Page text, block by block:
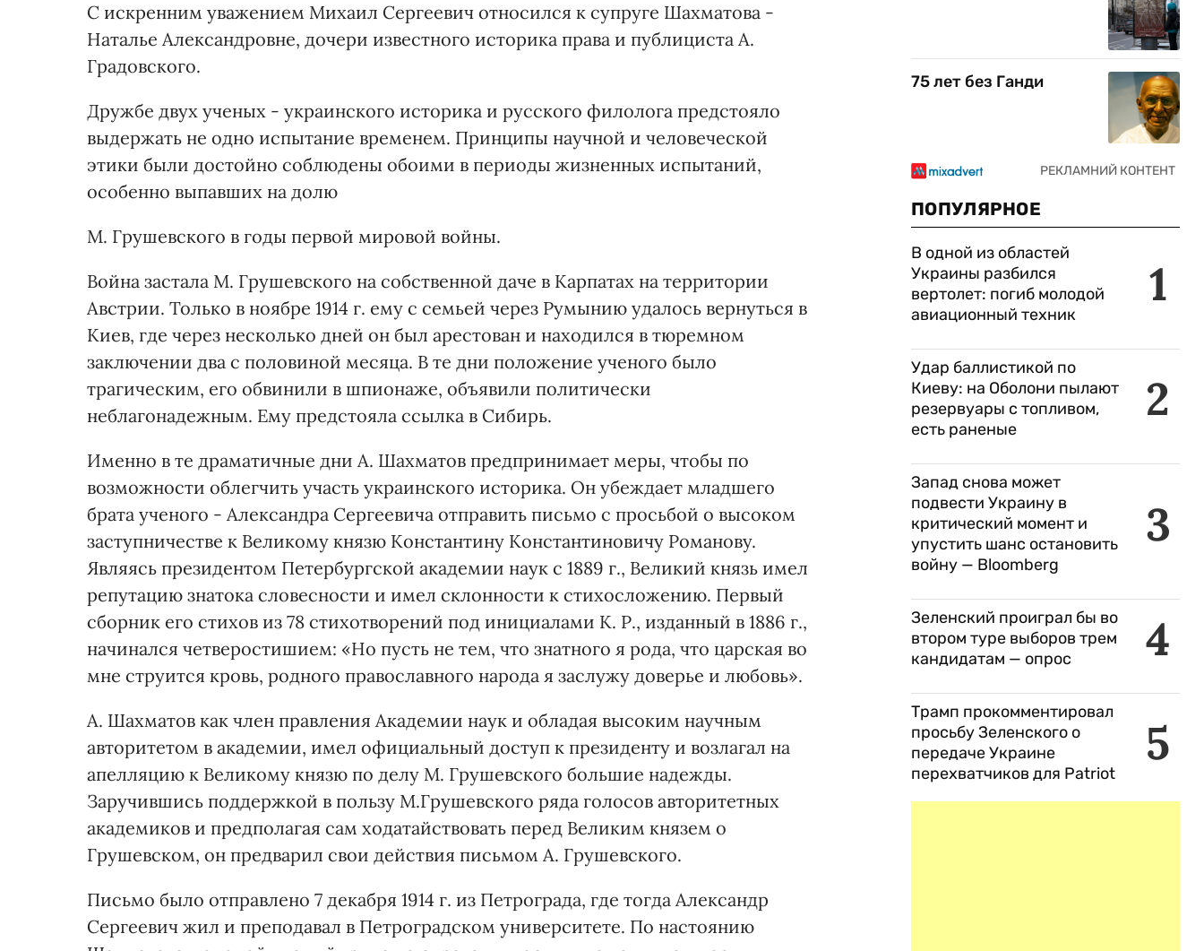
С искренним уважением Михаил Сергеевич относился к супруге Шахматова -
Наталье Александровне, дочери известного историка права и публициста А.
Градовского.
Дружбе двух ученых - украинского историка и русского филолога предстояло
выдержать не одно испытание временем. Принципы научной и человеческой
этики были достойно соблюдены обоими в периоды жизненных испытаний,
особенно выпавших на долю
М. Грушевского в годы первой мировой войны.
Война застала М. Грушевского на собственной даче в Карпатах на территории
Австрии. Только в ноябре 1914 г. ему с семьей через Румынию удалось вернуться в
Киев, где через несколько дней он был арестован и находился в тюремном
заключении два с половиной месяца. В те дни положение ученого было
трагическим, его обвинили в шпионаже, объявили политически
неблагонадежным. Ему предстояла ссылка в Сибирь.
Именно в те драматичные дни А. Шахматов предпринимает меры, чтобы по
возможности облегчить участь украинского историка. Он убеждает младшего
брата ученого - Александра Сергеевича отправить письмо с просьбой о высоком
заступничестве к Великому князю Константину Константиновичу Романову.
Являясь президентом Петербургской академии наук с 1889 г., Великий князь имел
репутацию знатока словесности и имел склонности к стихосложению. Первый
сборник его стихов из 78 стихотворений под инициалами К. Р., изданный в 1886 г.,
начинался четверостишием: «Но пусть не тем, что знатного я рода, что царская во
мне струится кровь, родного православного народа я заслужу доверье и любовь».
А. Шахматов как член правления Академии наук и обладая высоким научным
авторитетом в академии, имел официальный доступ к президенту и возлагал на
апелляцию к Великому князю по делу М. Грушевского большие надежды.
Заручившись поддержкой в пользу М.Грушевского ряда голосов авторитетных
академиков и предполагая сам ходатайствовать перед Великим князем о
Грушевском, он предварил свои действия письмом А. Грушевского.
Письмо было отправлено 7 декабря 1914 г. из Петрограда, где тогда Александр
Сергеевич жил и преподавал в Петроградском университете. По настоянию
75 лет без Ганди
ПОПУЛЯРНОЕ
1
В одной из областей
Украины разбился
вертолет: погиб молодой
авиационный техник
2
Удар баллистикой по
Киеву: на Оболони пылают
резервуары с топливом,
есть раненые
3
Запад снова может
подвести Украину в
критический момент и
упустить шанс остановить
войну — Bloomberg
4
Зеленский проиграл бы во
втором туре выборов трем
кандидатам — опрос
5
Трамп прокомментировал
просьбу Зеленского о
передаче Украине
перехватчиков для Patriot